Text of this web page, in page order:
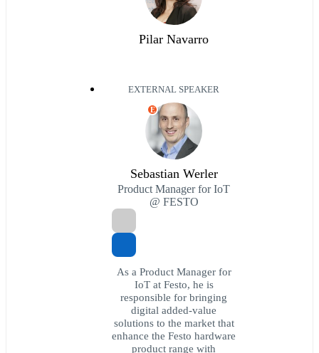
Pilar Navarro
EXTERNAL SPEAKER
E
Sebastian Werler
Product Manager for IoT
@ FESTO
As a Product Manager for
IoT at Festo, he is
responsible for bringing
digital added-value
solutions to the market that
enhance the Festo hardware
product range with